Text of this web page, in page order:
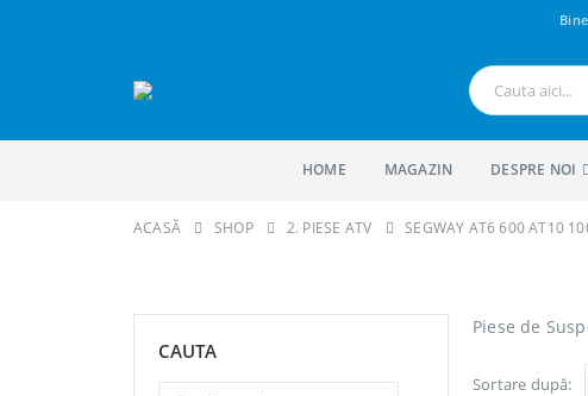
HOME MAGAZIN DESPRE NOI
ACASĂ SHOP 2. PIESE ATV SEGWAY AT6 600 AT10
Piese de
Sortare după:
CAUTA